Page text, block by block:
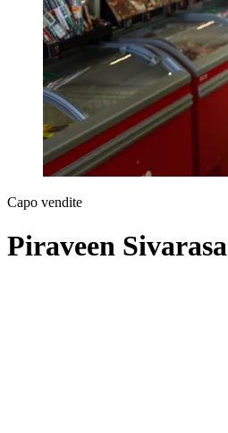
Capo vendite
Piraveen Sivarasa